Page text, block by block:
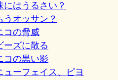
にはうるさい？
うオッサン？
コの脅威
ーズに散る
コの黒い影
ューフェイス、ピヨ